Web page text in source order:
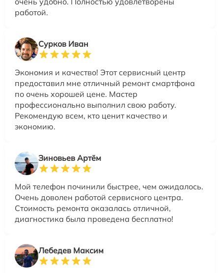
работой.
Сурков Иван
Экономия и качество! Этот сервисный центр
предоставил мне отличный ремонт смартфона
по очень хорошей цене. Мастер
профессионально выполнил свою работу.
Рекомендую всем, кто ценит качество и
экономию.
Зиновьев Артём
Мой телефон починили быстрее, чем ожидалось.
Очень доволен работой сервисного центра.
Стоимость ремонта оказалась отличной,
диагностика была проведена бесплатно!
Лебедев Максим